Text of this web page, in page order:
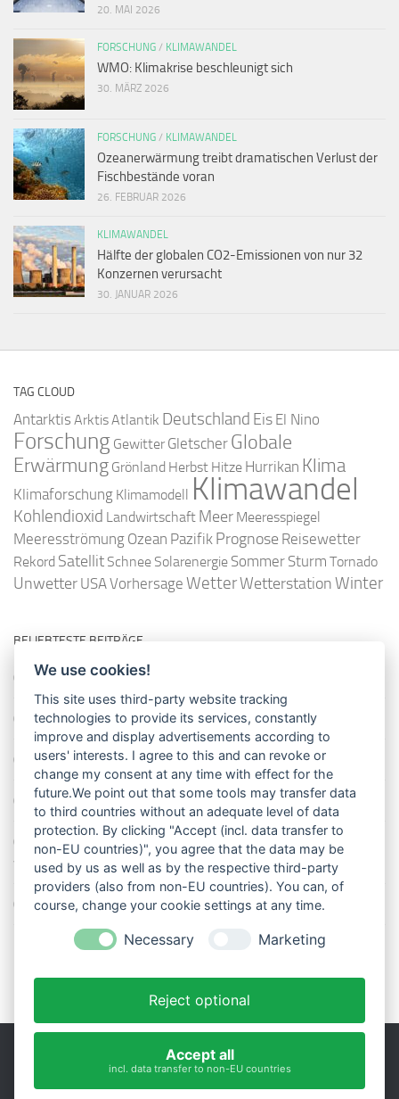
20. MAI 2026
FORSCHUNG / KLIMAWANDEL
WMO: Klimakrise beschleunigt sich
30. MÄRZ 2026
FORSCHUNG / KLIMAWANDEL
Ozeanerwärmung treibt dramatischen Verlust der
Fischbestände voran
26. FEBRUAR 2026
KLIMAWANDEL
Hälfte der globalen CO2-Emissionen von nur 32
Konzernen verursacht
30. JANUAR 2026
TAG CLOUD
Antarktis ArktisAtlantik Deutschland Eis El Nino
Forschung Gewitter Gletscher Globale
Erwärmung Grönland Herbst Hitze Hurrikan Klima
Klimaforschung Klimamodell Klimawandel
Kohlendioxid Landwirtschaft Meer Meeresspiegel
Meeresströmung Ozean Pazifik Prognose Reisewetter
Rekord Satellit Schnee Solarenergie Sommer Sturm Tornado
Unwetter USAVorhersage WetterWetterstationWinter
BELIEBTESTE BEITRÄGE
So misst man die Lufttemperatur richtig
Die richtige Wasserpumpe für den Garten
Das Wetter-Netzwerk WeatherCloud
So stellt man einen Regenmesser korrekt auf
11 Dinge über den Luftdruck, die Sie garantiert noch nicht alle
wussten
Blitzstatistik Europa: Wo gewittert es am meisten?
Impressum |Datenschutz
We use cookies!
This site uses third-party website tracking
technologies to provide its services, constantly
improve and display advertisements according to
users' interests. I agree to this and can revoke or
change my consent at any time with effect for the
future.We point out that some tools may transfer data
to third countries without an adequate level of data
protection. By clicking "Accept (incl. data transfer to
non-EU countries)", you agree that the data may be
used by us as well as by the respective third-party
providers (also from non-EU countries). You can, of
course, change your cookie settings at any time.
Necessary Marketing
Reject optional
Accept all
incl. data transfer to non-EU countries